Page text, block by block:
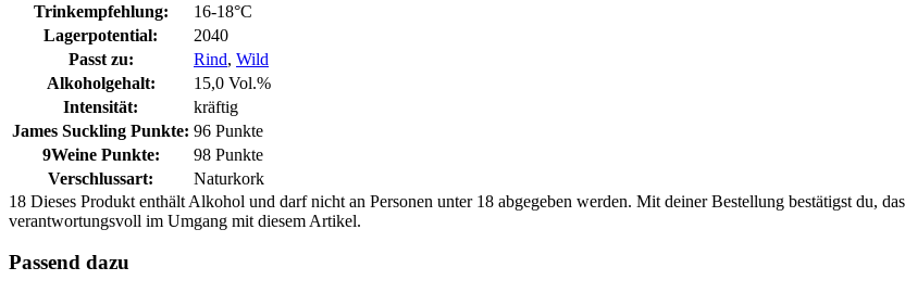
Trinkempfehlung:
16-18°C
Lagerpotential:
2040
Passt zu:
Rind, Wild
Alkoholgehalt:
15,0 Vol.%
Intensität:
kräftig
James Suckling Punkte: 96 Punkte
9Weine Punkte:
98 Punkte
Verschlussart:
Naturkork
18 Dieses Produkt enthält Alkohol und darf nicht an Personen unter 18 abgegeben werden. Mit deiner Bestellung bestätigst du,
verantwortungsvoll im Umgang mit diesem Artikel.
Passend dazu